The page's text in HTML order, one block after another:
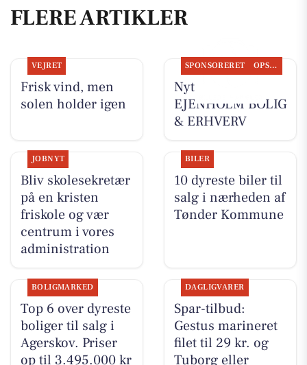
FLERE ARTIKLER
VEJRET
Frisk vind, men
solen holder igen
SPONSORERET OPSLAGSTAVLEN
Nyt fra
EJENHOLM BOLIG
& ERHVERV
JOBNYT
Bliv skolesekretær
på en kristen
friskole og vær
centrum i vores
administration
BILER
10 dyreste biler til
salg i nærheden af
Tønder Kommune
BOLIGMARKED
Top 6 over dyreste
boliger til salg i
Agerskov. Priser
op til 3.495.000 kr
DAGLIGVARER
Spar-tilbud:
Gestus marineret
filet til 29 kr. og
Tuborg eller